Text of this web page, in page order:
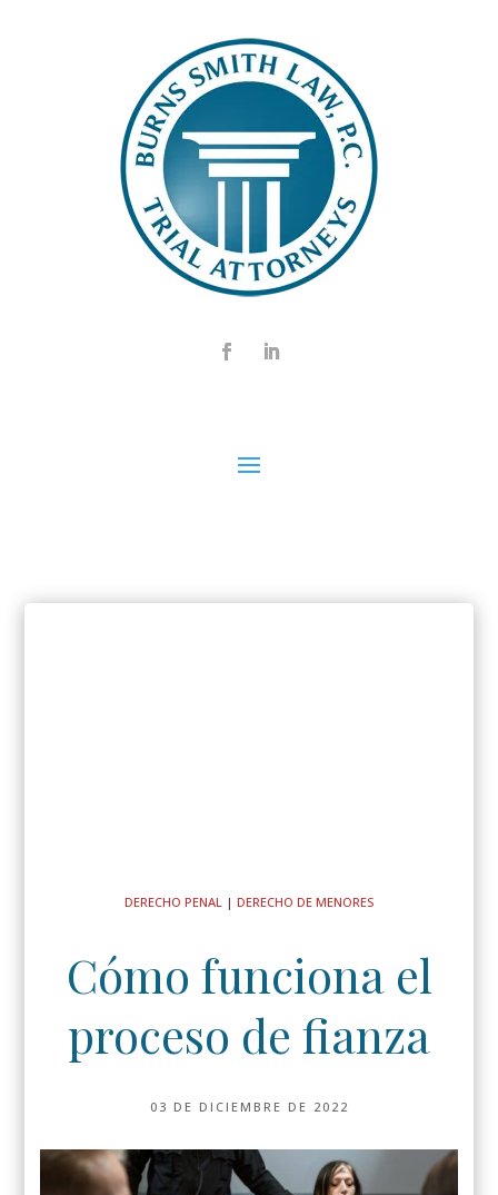
DERECHO PENAL | DERECHO DE MENORES
Cómo funciona el
proceso de fianza
03 DE DICIEMBRE DE 2022